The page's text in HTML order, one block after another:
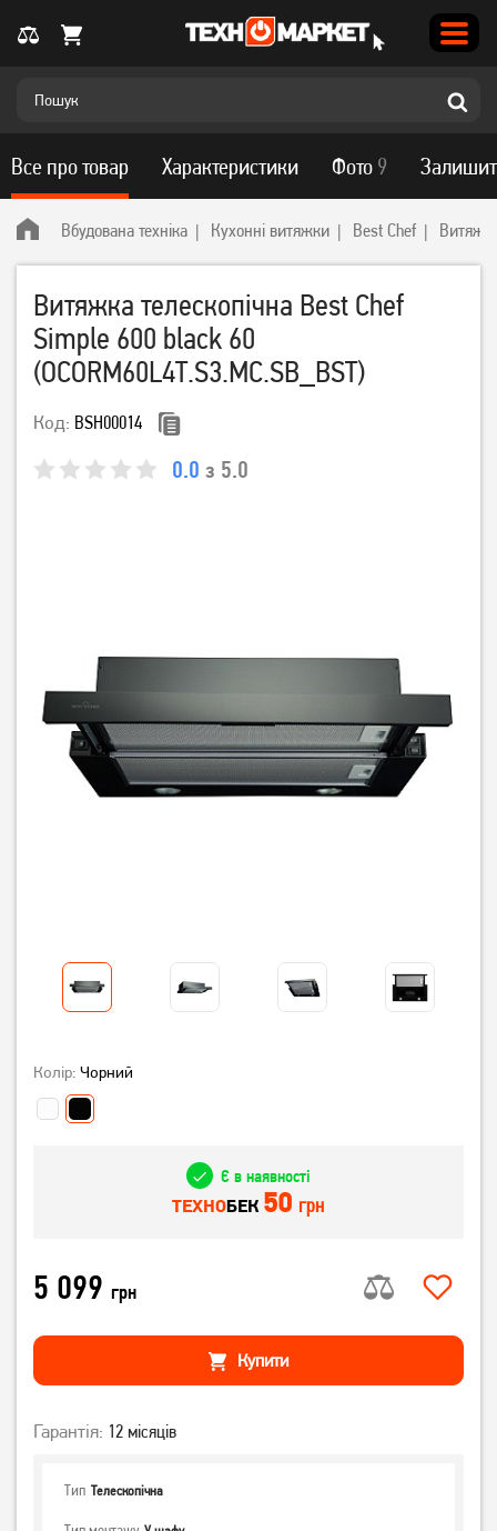
Вбудована техніка Кухонні витяжки Best Chef
Витяжка телескопічна Best Chef
Simple 600 black 60
(OCORM60L4T.S3.MC.SB_BST)
Код: BSH00014
0.0 з 5.0
Все про товар Характеристики Фото 9
Колір: Чорний
Є в наявності
ТЕХНОБЕК 50 грн
5 099 грн
Купити
Гарантія: 12 місяців
Тип Телескопічна